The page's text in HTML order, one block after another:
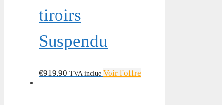
tiroirs
Suspendu
€919.90 TVA inclue Voir l'offre